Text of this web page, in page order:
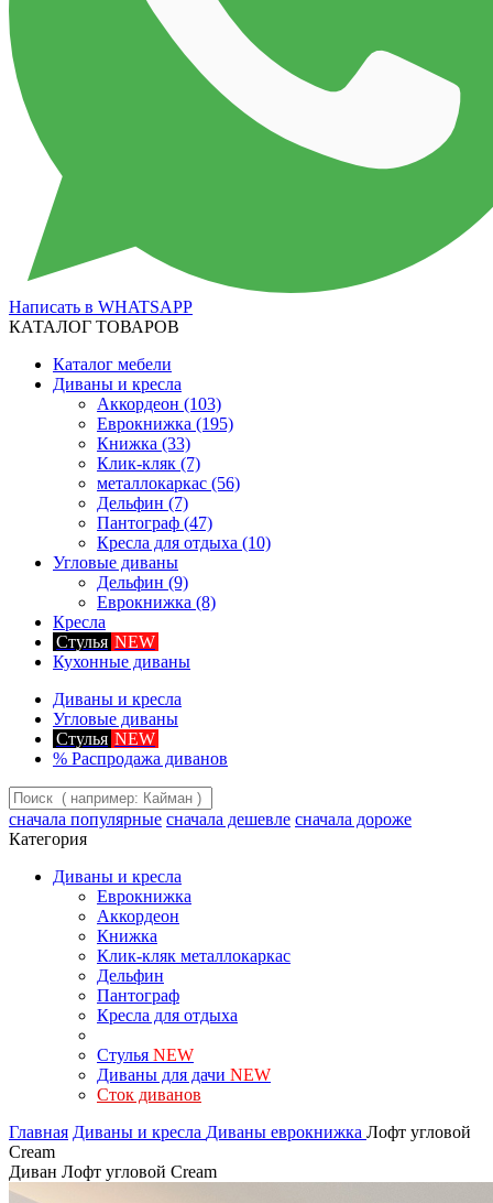
Написать в WHATSAPP
КАТАЛОГ ТОВАРОВ
Каталог мебели
Диваны и кресла
Аккордеон (103)
Еврокнижка (195)
Книжка (33)
Клик-кляк (7)
металлокаркас (56)
Дельфин (7)
Пантограф (47)
Кресла для отдыха (10)
Угловые диваны
Дельфин (9)
Еврокнижка (8)
Кресла
Стулья NEW
Кухонные диваны
Диваны и кресла
Угловые диваны
Стулья NEW
% Распродажа диванов
сначала популярные сначала дешевле сначала дороже
Категория
Диваны и кресла
Еврокнижка
Аккордеон
Книжка
Клик-кляк металлокаркас
Дельфин
Пантограф
Кресла для отдыха
Стулья NEW
Диваны для дачи NEW
Сток диванов
Главная Диваны и кресла Диваны еврокнижка Лофт угловой
Cream
Диван Лофт угловой Cream